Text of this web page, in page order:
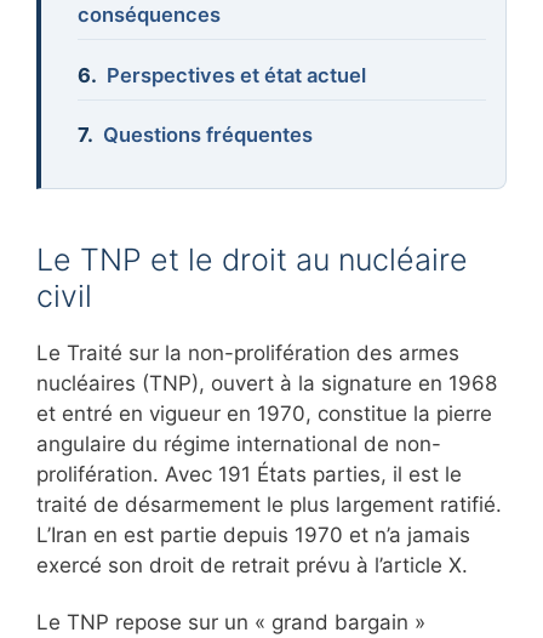
conséquences
Perspectives et état actuel
Questions fréquentes
Le TNP et le droit au nucléaire
civil
Le Traité sur la non-prolifération des armes
nucléaires (TNP), ouvert à la signature en 1968
et entré en vigueur en 1970, constitue la pierre
angulaire du régime international de non-
prolifération. Avec 191 États parties, il est le
traité de désarmement le plus largement ratifié.
L’Iran en est partie depuis 1970 et n’a jamais
exercé son droit de retrait prévu à l’article X.
Le TNP repose sur un « grand bargain »